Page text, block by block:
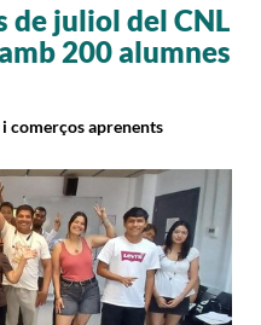
de juliol del CNL
200 alumnes
comerços aprenents